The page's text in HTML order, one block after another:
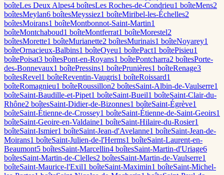
boîteLes Deux Alpes4 boîtesLes Roches-de-Condrieu1 boîteMens2
boîtesMeylan6 boîtesMeyssiez1 boîteMiribel-les-Échelles2
boîtesMoirans1 boîteMontbonnot-Saint-Martin1
boîteMontchaboud1 boîteMontferrat1 boîteMorestel2
boîtesMorette1 boîteMurianette2 boîtesMurinais1 boîteNoyarey1
boîteOrnacieux-Balbins1 boîteOyeu1 boîtePact1 boîtePisieu1
boîtePoisat3 boîtesPont-en-Royans1 boîtePontcharra2 boîtesPorte-
des-Bonnevaux1 boîtePressins1 boîtePrunières1 boîteRenage3
boîtesRevel1 boîteReventin-Vaugris1 boîteRoissard1
boîteRomagnieu1 boîteRoussillon2 boîtesSaint-Albin-de-Vaulserre1
boîteSaint-Baudille-et-Pipet1 boîteSaint-Bueil1 boîteSaint-Clair-du-
Rhône2 boîtesSaint-Didier-de-Bizonnes1 boîteSaint-Égrève1
boîteSaint-Étienne-de-Crossey1 boîteSaint-Étienne-de-Saint-Geoirs1
boîteSaint-Geoire-en-Valdaine1 boîteSaint-Hilaire-du-Rosier1
boîteSaint-Ismier1 boîteSaint-Jean-d'Avelanne1 boîteSaint-Jean-de-
Moirans1 boîteSaint-Julien-de-l'Herms1 boîteSaint-Laurent-en-
Beaumont5 boîtesSaint-Marcellin4 boîtesSaint-Martin-d'Uriage6
boîtesSaint-Martin-de-Clelles2 boîtesSaint-Martin-de-Vaulserre1
boîteSaint-Maurice-l'Exil1 boîteSaint-Maximin1 boîteSaint-Michel-